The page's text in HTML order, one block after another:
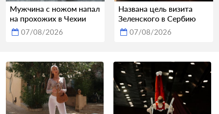
Мужчина с ножом напал
на прохожих в Чехии
07/08/2026
Названа цель визита
Зеленского в Сербию
07/08/2026